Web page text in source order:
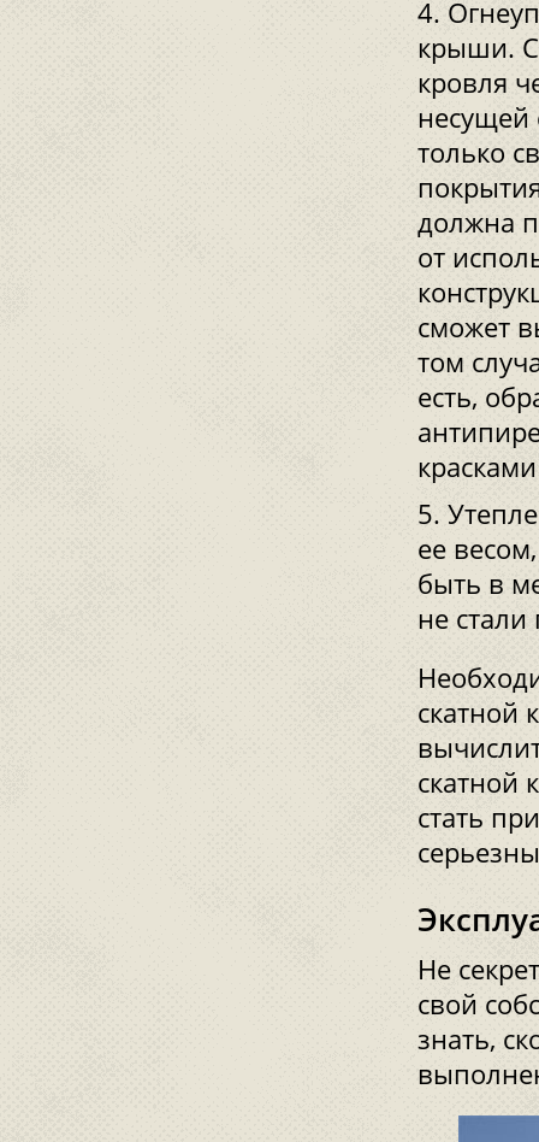
крыши.
кровля
несущей
только
должна
от
сможет
том
есть,
ее
быть в
не
скатной
скатной
стать
Не
свой
знать,